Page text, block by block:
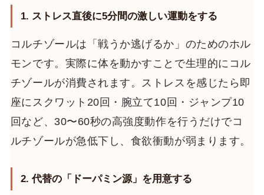
1. ストレス直後に5分間の激しい運動をする
コルチゾールは「戦うか逃げるか」のためのホル
モンです。実際に体を動かすことで生理的にコル
チゾールが消費されます。ストレスを感じたら即
座にスクワット20回・腕立て10回・ジャンプ10
回など、30〜60秒の高強度動作を行うだけでコ
ルチゾールが急低下し、食欲衝動が弱まります。
2. 代替の「ドーパミン源」を用意する